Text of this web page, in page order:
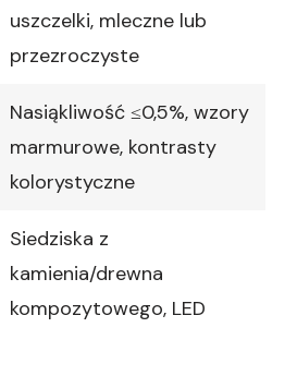
uszczelki, mleczne lub
przezroczyste
Nasiąkliwość ≤0,5%, wzory
marmurowe, kontrasty
kolorystyczne
Siedziska z
kamienia/drewna
kompozytowego, LED